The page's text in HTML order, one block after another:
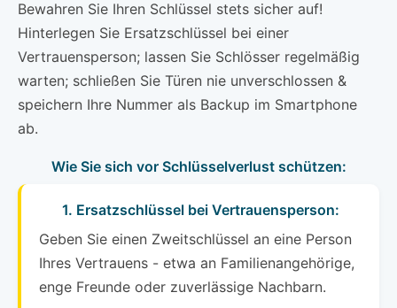
Bewahren Sie Ihren Schlüssel stets sicher auf!
Hinterlegen Sie Ersatzschlüssel bei einer
Vertrauensperson; lassen Sie Schlösser regelmäßig
warten; schließen Sie Türen nie unverschlossen &
speichern Ihre Nummer als Backup im Smartphone
ab.
Wie Sie sich vor Schlüsselverlust schützen:
1. Ersatzschlüssel bei Vertrauensperson:
Geben Sie einen Zweitschlüssel an eine Person
Ihres Vertrauens - etwa an Familienangehörige,
enge Freunde oder zuverlässige Nachbarn.